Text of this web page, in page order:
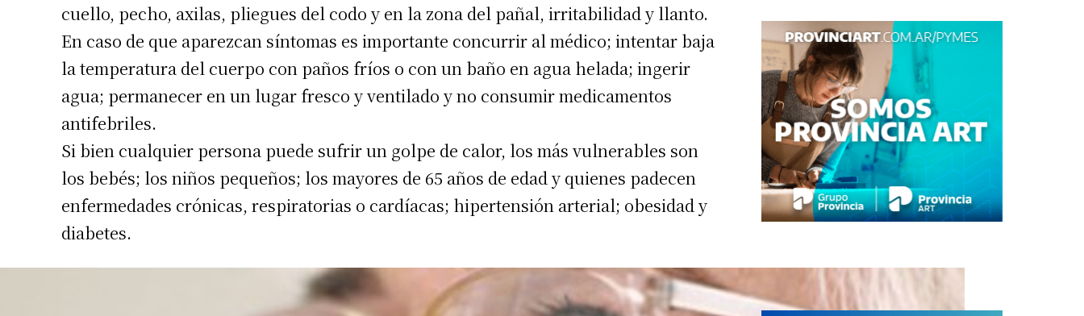
Suscribirme gratis
cuello, pecho, axilas, pliegues del codo y en la zona del pañal, irritabilidad y llanto.
En caso de que aparezcan síntomas es importante concurrir al médico; intentar baja
la temperatura del cuerpo con paños fríos o con un baño en agua helada; ingerir
agua; permanecer en un lugar fresco y ventilado y no consumir medicamentos
antifebriles.
Si bien cualquier persona puede sufrir un golpe de calor, los más vulnerables son
los bebés; los niños pequeños; los mayores de 65 años de edad y quienes padecen
enfermedades crónicas, respiratorias o cardíacas; hipertensión arterial; obesidad y
diabetes.